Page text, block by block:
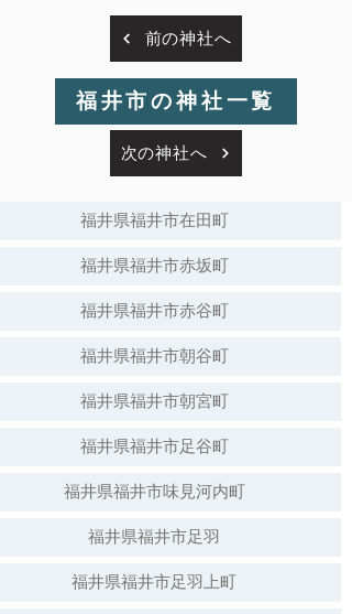
前の神社へ
福井市の神社一覧
次の神社へ
福井県福井市在田町
福井県福井市赤坂町
福井県福井市赤谷町
福井県福井市朝谷町
福井県福井市朝宮町
福井県福井市足谷町
福井県福井市味見河内町
福井県福井市足羽
福井県福井市足羽上町